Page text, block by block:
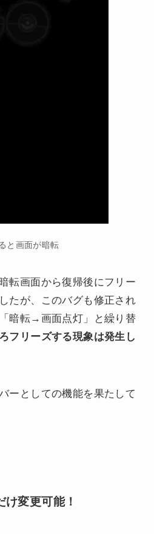
と画面が暗転
転画面から復帰後にフリー
たが、このバグも修正され
暗転→画面点灯」と繰り替
フリーズする現象は発生し
ーとしての機能を果たして
変更可能！